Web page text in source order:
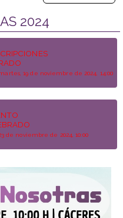
2024
19 de noviembre de 2024, 14:00
de noviembre de 2024, 10:00